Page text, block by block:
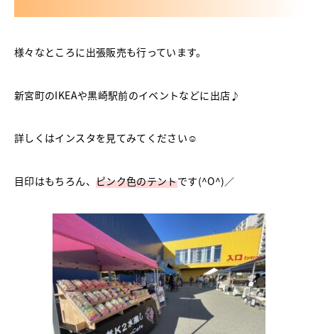
様々なところに出張販売も行っています。
新宮町のIKEAや黒崎駅前のイベントなどに出店♪
詳しくはインスタを見てみてください☺
目印はもちろん、 ピンク色のテントです(^O^)／